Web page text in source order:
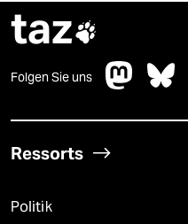
taz
Folgen Sie uns
Ressorts
Politik